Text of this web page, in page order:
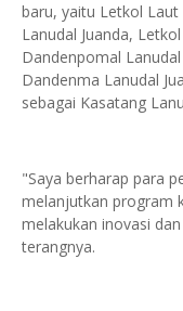
baru, yaitu Letkol Laut
Lanudal Juanda,
Dandenpomal
Dandenma Lanudal
sebagai Kasatang
"Saya berharap para
melanjutkan program
melakukan inovasi
terangnya.